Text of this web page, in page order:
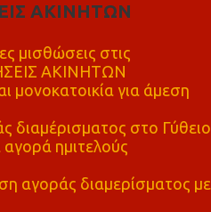
ΑΚΙΝΗΤΩΝ
μισθώσεις στις
ΑΚΙΝΗΤΩΝ
μονοκατοικία για άμεση
διαμέρισματος στο Γύθειο
ημιτελούς
αγοράς διαμερίσματος με